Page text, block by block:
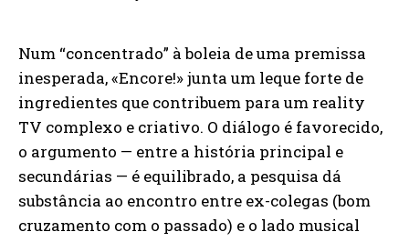
Num “concentrado” à boleia de uma premissa
inesperada, «Encore!» junta um leque forte de
ingredientes que contribuem para um reality
TV complexo e criativo. O diálogo é favorecido,
o argumento — entre a história principal e
secundárias — é equilibrado, a pesquisa dá
substância ao encontro entre ex-colegas (bom
cruzamento com o passado) e o lado musical